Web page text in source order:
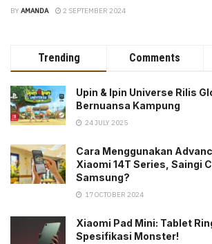
BY AMANDA 2 SEPTEMBER 2024
Trending Comments
Upin & Ipin Universe Rilis
Bernuansa Kampung
24 JULY 2025
Cara Menggunakan
Xiaomi 14T Series, Saingi
Samsung?
17 OCTOBER 2024
Xiaomi Pad Mini: Tablet
Spesifikasi Monster!